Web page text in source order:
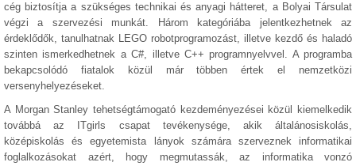
cég biztosítja a szükséges technikai és anyagi hátteret, a Bolyai Társulat
végzi a szervezési munkát. Három kategóriába jelentkezhetnek az
érdeklődők, tanulhatnak LEGO robotprogramozást, illetve kezdő és haladó
szinten ismerkedhetnek a C#, illetve C++ programnyelvvel. A programba
bekapcsolódó fiatalok közül már többen értek el nemzetközi
versenyhelyezéseket.
A Morgan Stanley tehetségtámogató kezdeményezései közül kiemelkedik
továbbá az ITgirls csapat tevékenysége, akik általánosiskolás,
középiskolás és egyetemista lányok számára szerveznek informatikai
foglalkozásokat azért, hogy megmutassák, az informatika vonzó